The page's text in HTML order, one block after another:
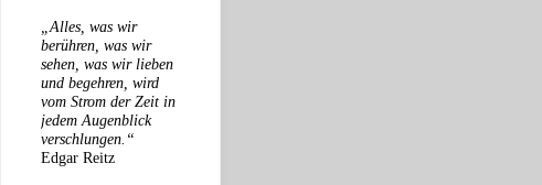
„Alles, was wir
berühren, was wir
sehen, was wir lieben
und begehren, wird
vom Strom der Zeit in
jedem Augenblick
verschlungen.“
Edgar Reitz